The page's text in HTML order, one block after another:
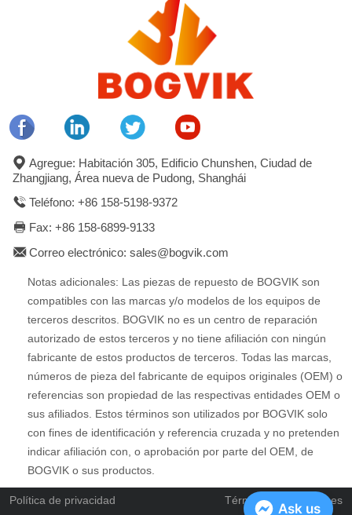
Agregue: Habitación 305, Edificio Chunshen, Ciudad de
Zhangjiang, Área nueva de Pudong, Shanghái
Teléfono: +86 158-5198-9372
Fax: +86 158-6899-9133
Correo electrónico: sales@bogvik.com
Notas adicionales: Las piezas de repuesto de BOGVIK son
compatibles con las marcas y/o modelos de los equipos de
terceros descritos. BOGVIK no es un centro de reparación
autorizado de estos terceros y no tiene afiliación con ningún
fabricante de estos productos de terceros. Todas las marcas,
números de pieza del fabricante de equipos originales (OEM) o
referencias son propiedad de las respectivas entidades OEM o
sus afiliados. Estos términos son utilizados por BOGVIK solo
con fines de identificación y referencia cruzada y no pretenden
indicar afiliación con, o aprobación por parte del OEM, de
BOGVIK o sus productos.
Política de privacidad Términos y condiciones
Ask us